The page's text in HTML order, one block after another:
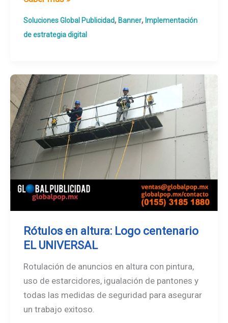
Soluciones Global Publicidad, Banner, Implementación
de estrategia digital
Rótulos en altura: Logo centenario
EL UNIVERSAL
Rotulación de anuncios en altura con pintura,
uso de estarcidores, igualación de pantones y
todas las medidas de seguridad para asegurar
un trabajo exitoso.